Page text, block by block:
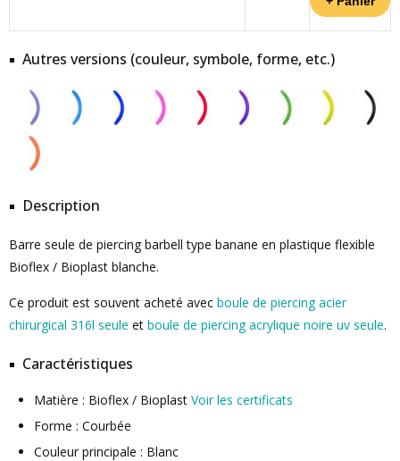
Autres versions (couleur, symbole, forme, etc.)
Description
Barre seule de piercing barbell type banane en plastique flexible
Bioflex / Bioplast blanche.
Ce produit est souvent acheté avec boule de piercing acier
chirurgical 316l seule et boule de piercing acrylique noire uv seule.
Caractéristiques
Matière : Bioflex / Bioplast Voir les certificats
Forme : Courbée
Couleur principale : Blanc